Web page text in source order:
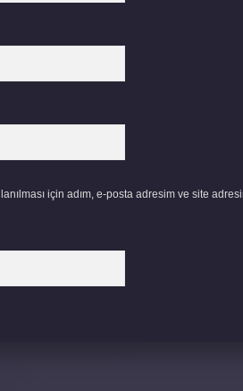
için adım, e-posta adresim ve site